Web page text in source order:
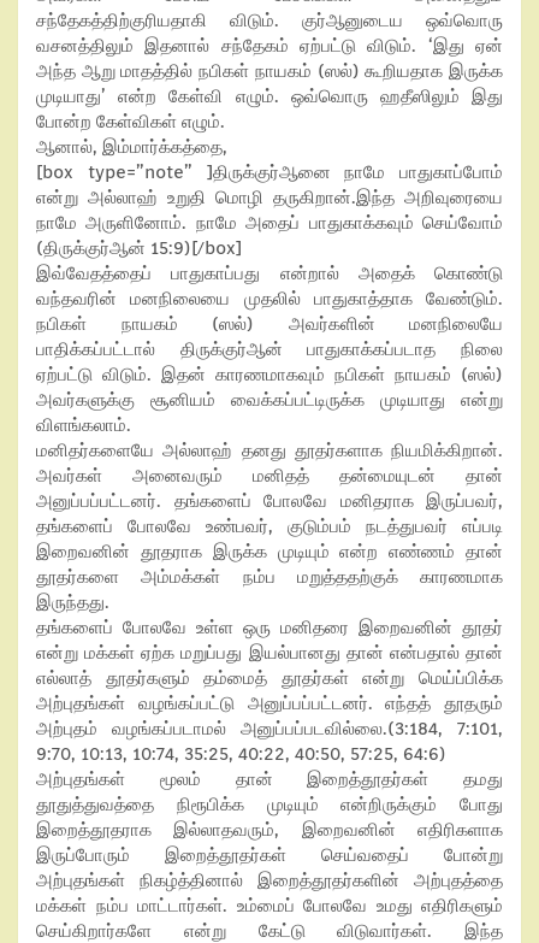
சந்தேகத்திற்குரியதாகி விடும். குர்ஆனுடைய ஒவ்வொரு
வசனத்திலும் இதனால் சந்தேகம் ஏற்பட்டு விடும். ‘இது ஏன்
அந்த ஆறு மாதத்தில் நபிகள் நாயகம் (ஸல்) கூறியதாக இருக்க
முடியாது’ என்ற கேள்வி எழும். ஒவ்வொரு ஹதீஸிலும் இது
போன்ற கேள்விகள் எழும்.
ஆனால், இம்மார்க்கத்தை,
[box type=”note” ]திருக்குர்ஆனை நாமே பாதுகாப்போம்
என்று அல்லாஹ் உறுதி மொழி தருகிறான்.இந்த அறிவுரையை
நாமே அருளினோம். நாமே அதைப் பாதுகாக்கவும் செய்வோம்
(திருக்குர்ஆன் 15:9)[/box]
இவ்வேதத்தைப் பாதுகாப்பது என்றால் அதைக் கொண்டு
வந்தவரின் மனநிலையை முதலில் பாதுகாத்தாக வேண்டும்.
நபிகள் நாயகம் (ஸல்) அவர்களின் மனநிலையே
பாதிக்கப்பட்டால் திருக்குர்ஆன் பாதுகாக்கப்படாத நிலை
ஏற்பட்டு விடும். இதன் காரணமாகவும் நபிகள் நாயகம் (ஸல்)
அவர்களுக்கு சூனியம் வைக்கப்பட்டிருக்க முடியாது என்று
விளங்கலாம்.
மனிதர்களையே அல்லாஹ் தனது தூதர்களாக நியமிக்கிறான்.
அவர்கள் அனைவரும் மனிதத் தன்மையுடன் தான்
அனுப்பப்பட்டனர். தங்களைப் போலவே மனிதராக இருப்பவர்,
தங்களைப் போலவே உண்பவர், குடும்பம் நடத்துபவர் எப்படி
இறைவனின் தூதராக இருக்க முடியும் என்ற எண்ணம் தான்
தூதர்களை அம்மக்கள் நம்ப மறுத்ததற்குக் காரணமாக
இருந்தது.
தங்களைப் போலவே உள்ள ஒரு மனிதரை இறைவனின் தூதர்
என்று மக்கள் ஏற்க மறுப்பது இயல்பானது தான் என்பதால் தான்
எல்லாத் தூதர்களும் தம்மைத் தூதர்கள் என்று மெய்ப்பிக்க
அற்புதங்கள் வழங்கப்பட்டு அனுப்பப்பட்டனர். எந்தத் தூதரும்
அற்புதம் வழங்கப்படாமல் அனுப்பப்படவில்லை.(3:184, 7:101,
9:70, 10:13, 10:74, 35:25, 40:22, 40:50, 57:25, 64:6)
அற்புதங்கள் மூலம் தான் இறைத்தூதர்கள் தமது
தூதுத்துவத்தை நிரூபிக்க முடியும் என்றிருக்கும் போது
இறைத்தூதராக இல்லாதவரும், இறைவனின் எதிரிகளாக
இருப்போரும் இறைத்தூதர்கள் செய்வதைப் போன்று
அற்புதங்கள் நிகழ்த்தினால் இறைத்தூதர்களின் அற்புதத்தை
மக்கள் நம்ப மாட்டார்கள். உம்மைப் போலவே உமது எதிரிகளும்
செய்கிறார்களே என்று கேட்டு விடுவார்கள். இந்த